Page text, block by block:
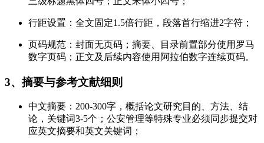
行距设置：全文固定1.5倍行距，段落首行缩进2字符；
页码规范：封面无页码；摘要、目录前置部分使用罗马
数字页码；正文及后续内容使用阿拉伯数字连续页码。
3、摘要与参考文献细则
中文摘要：200-300字，概括论文研究目的、方法、结
论，关键词3-5个；公安管理等特殊专业必须同步提交对
应英文摘要和英文关键词；